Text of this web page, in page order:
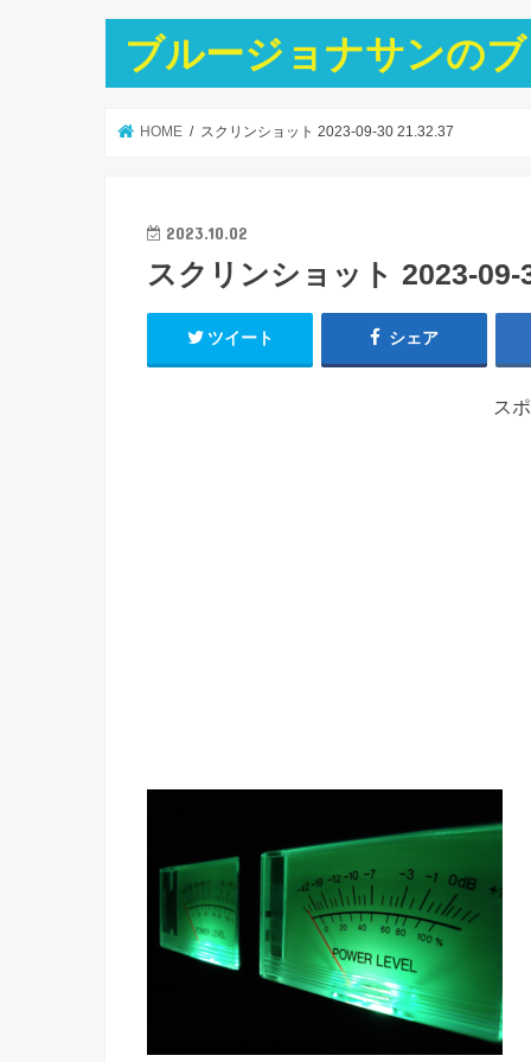
ブルージョナサンの
HOME スクリンショット 2023-09-30 21.32.37
2023.10.02
スクリンショット 2023-09-
ツイート シェア
ス